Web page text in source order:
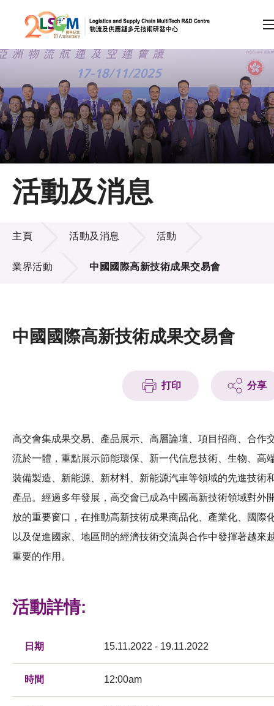
跳到內容（按回車鍵）
會員登入
A A EN 繁 简
主頁
關於LSCM
技術商品化
項目及資助計劃
活動及消息
科技分享
會籍
活動及消息
活動及消息
主頁 活動及消息 活動
業界活動 中國國際高新技術成果交易會
中國國際高新技術成果交易會
打印 分享
高交會集成果交易、產品展示、高層論壇、項目招商、合作
流於一體，重點展示節能環保、新一代信息技術、生物、高
裝備製造、新能源、新材料、新能源汽車等領域的先進技術
產品。經過多年發展，高交會已成為中國高新技術領域對外
放的重要窗口，在推動高新技術成果商品化、產業化、國際
以及促進國家、地區間的經濟技術交流與合作中發揮著越來
重要的作用。
活動詳情:
日期 15.11.2022 - 19.11.2022
時間 12:00am